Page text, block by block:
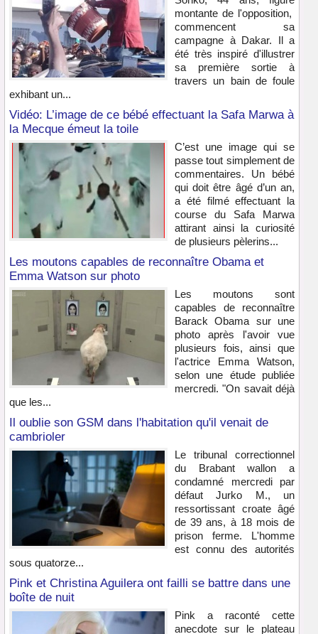
montante de l'opposition,
commencent sa
campagne à Dakar. Il a
été très inspiré d'illustrer
sa première sortie à
travers un bain de foule
exhibant un...
Vidéo: L’image de ce bébé effectuant la Safa Marwa à
la Mecque émeut la toile
C’est une image qui se
passe tout simplement de
commentaires. Un bébé
qui doit être âgé d’un an,
a été filmé effectuant la
course du Safa Marwa
attirant ainsi la curiosité
de plusieurs pèlerins...
Les moutons capables de reconnaître Obama et
Emma Watson sur photo
Les moutons sont
capables de reconnaître
Barack Obama sur une
photo après l'avoir vue
plusieurs fois, ainsi que
l'actrice Emma Watson,
selon une étude publiée
mercredi. "On savait déjà
que les...
Il oublie son GSM dans l'habitation qu'il venait de
cambrioler
Le tribunal correctionnel
du Brabant wallon a
condamné mercredi par
défaut Jurko M., un
ressortissant croate âgé
de 39 ans, à 18 mois de
prison ferme. L'homme
est connu des autorités
sous quatorze...
Pink et Christina Aguilera ont failli se battre dans une
boîte de nuit
Pink a raconté cette
anecdote sur le plateau